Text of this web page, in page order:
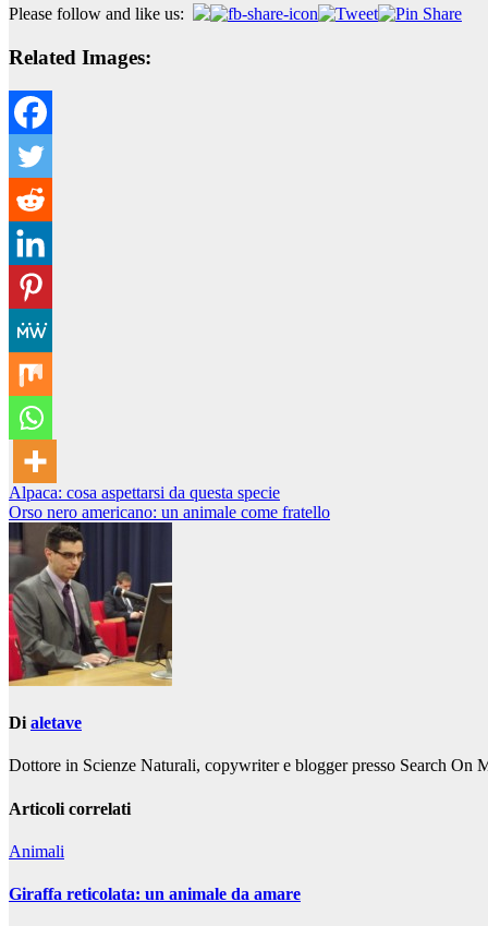
Please follow and like us:
Related Images:
Navigazione
articoli
Alpaca: cosa aspettarsi da questa specie
Orso nero americano: un animale come fratello
Di aletave
Dottore in Scienze Naturali, copywriter e blogger presso Search On
Articoli correlati
Animali
Giraffa reticolata: un animale da amare